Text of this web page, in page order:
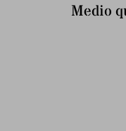
Medio